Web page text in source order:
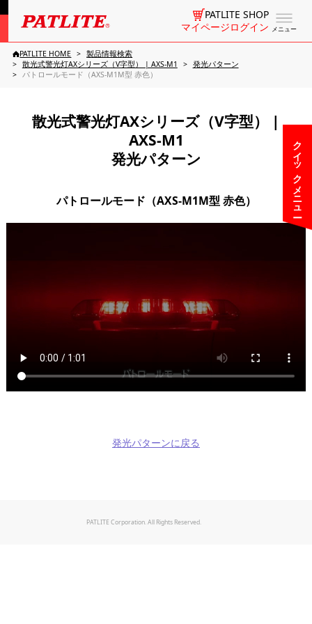
メニュー
PATLITE SHOP
マイページログイン
クイックメニュー
PATLITE HOME
製品情報検索
散光式警光灯AXシリーズ（V字型） | AXS-M1
発光パターン
パトロールモード（AXS-M1M型 赤色）
散光式警光灯AXシリーズ（V字型） |
AXS-M1
発光パターン
パトロールモード（AXS-M1M型 赤色）
発光パターンに戻る
PATLITE Corporation. All Rights Reserved.